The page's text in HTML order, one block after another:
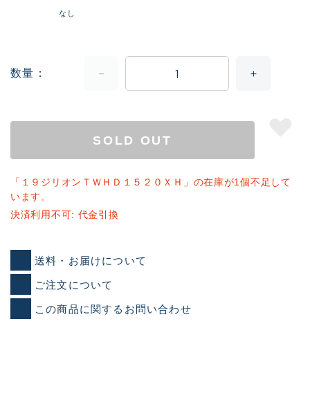
なし
数量
SOLD OUT
「１９ジリオンＴＷＨＤ１５２０ＸＨ」の在庫が1個不足して
います。
決済利用不可: 代金引換
送料・お届けについて
ご注文について
この商品に関するお問い合わせ